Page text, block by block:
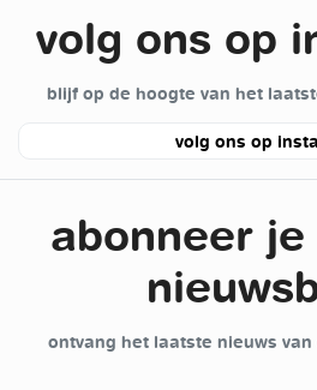
volg ons op
blijf op de hoogte van het
volg ons op
abonneer
ontvang het laatste nieuws